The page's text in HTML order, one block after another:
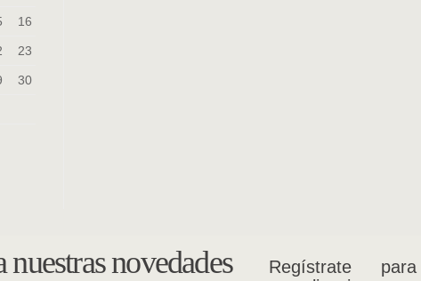
16
23
30
nuestras novedades
Regístrate